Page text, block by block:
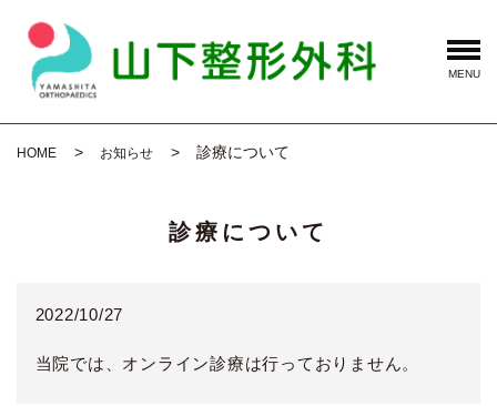
MENU
HOME お知らせ 診療について
診療について
2022/10/27
当院では、オンライン診療は行っておりません。